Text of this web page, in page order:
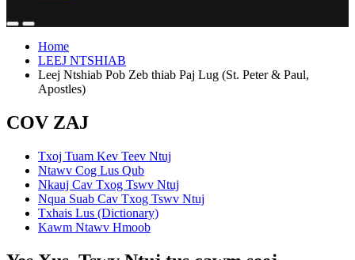
Home
LEEJ NTSHIAB
Leej Ntshiab Pob Zeb thiab Paj Lug (St. Peter & Paul,
Apostles)
COV ZAJ
Txoj Tuam Kev Teev Ntuj
Ntawv Cog Lus Qub
Nkauj Cav Txog Tswv Ntuj
Nqua Suab Cav Txog Tswv Ntuj
Txhais Lus (Dictionary)
Kawm Ntawv Hmoob